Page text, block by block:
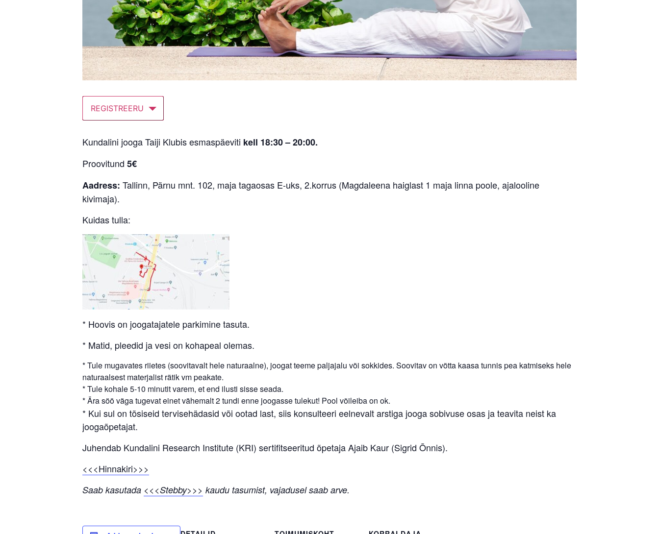
REGISTREERU
Kundalini jooga Taiji Klubis esmaspäeviti kell 18:30 – 20:00.
Proovitund 5€
Aadress: Tallinn, Pärnu mnt. 102, maja tagaosas E-uks, 2.korrus (Magdaleena haiglast 1 maja linna poole, ajalooline
kivimaja).
Kuidas tulla:
* Hoovis on joogatajatele parkimine tasuta.
* Matid, pleedid ja vesi on kohapeal olemas.
* Tule mugavates riietes (soovitavalt hele naturaalne), joogat teeme paljajalu või sokkides. Soovitav on võtta kaasa tunnis pea katmiseks hele
naturaalsest materjalist rätik vm peakate.
* Tule kohale 5-10 minutit varem, et end ilusti sisse seada.
* Ära söö väga tugevat einet vähemalt 2 tundi enne joogasse tulekut! Pool võileiba on ok.
* Kui sul on tõsiseid tervisehädasid või ootad last, siis konsulteeri eelnevalt arstiga jooga sobivuse osas ja teavita neist ka
joogaõpetajat.
Juhendab Kundalini Research Institute (KRI) sertifitseeritud õpetaja Ajaib Kaur (Sigrid Õnnis).
<<<Hinnakiri>>>
Saab kasutada <<<Stebby>>> kaudu tasumist, vajadusel saab arve.